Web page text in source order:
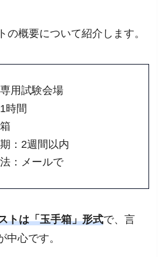
の概要について紹介します。
用試験会場
時間
：2週間以内
：メールで
トは「玉手箱」形式で、言
中心です。